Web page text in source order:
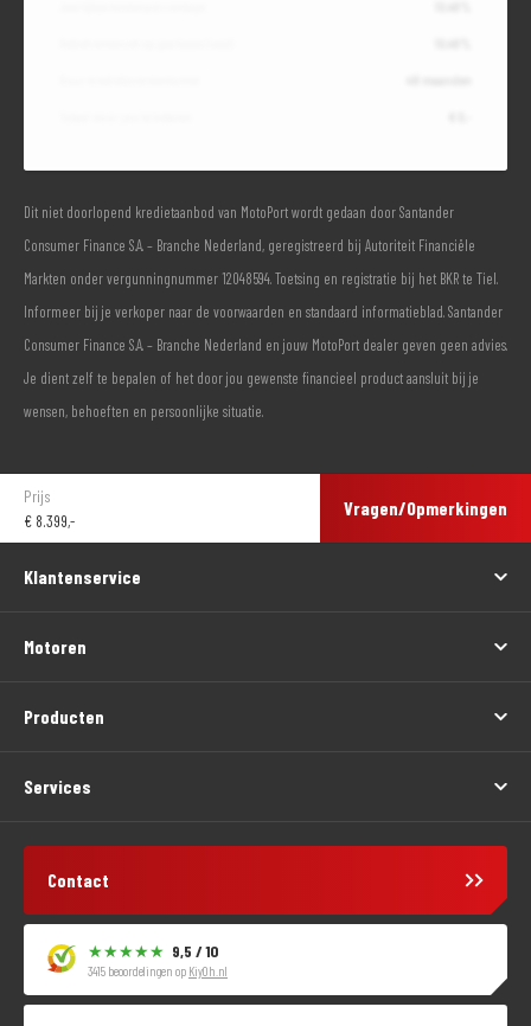
Dit niet doorlopend kredietaanbod van MotoPort wordt gedaan door Santander
Consumer Finance S.A. – Branche Nederland, geregistreerd bij Autoriteit Financiële
Markten onder vergunningnummer 12048594. Toetsing en registratie bij het BKR te Tiel.
Informeer bij je verkoper naar de voorwaarden en standaard informatieblad. Santander
Consumer Finance S.A. – Branche Nederland en jouw MotoPort dealer geven geen advies.
Je dient zelf te bepalen of het door jou gewenste financieel product aansluit bij je
wensen, behoeften en persoonlijke situatie.
Prijs
€ 8.399,-
Vragen/Opmerkingen
Klantenservice
Motoren
Producten
Services
Contact
9,5 / 10
3415 beoordelingen op KiyOh.nl